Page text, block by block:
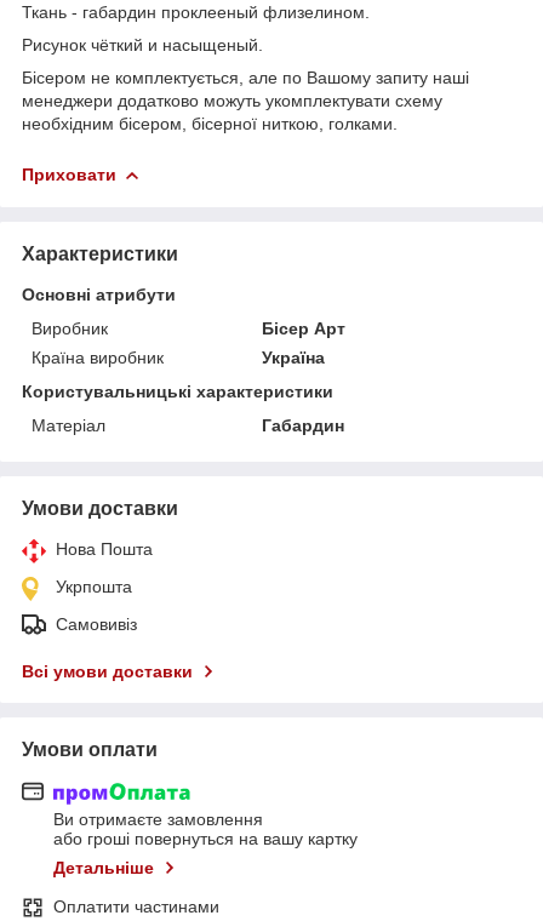
Ткань - габардин проклееный флизелином.
Рисунок чёткий и насыщеный.
Бісером не комплектується, але по Вашому запиту наші
менеджери додатково можуть укомплектувати схему
необхідним бісером, бісерної ниткою, голками.
Приховати
Характеристики
Основні атрибути
Виробник
Бісер Арт
Країна виробник
Україна
Користувальницькі характеристики
Матеріал
Габардин
Умови доставки
Нова Пошта
Укрпошта
Самовивіз
Всі умови доставки
Умови оплати
Ви отримаєте замовлення
або гроші повернуться на вашу картку
Детальніше
Оплатити частинами